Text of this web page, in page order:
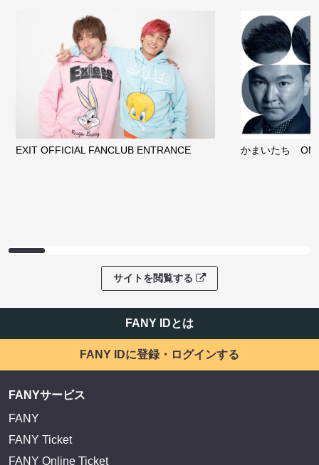
EXIT OFFICIAL FANCLUB ENTRANCE かまいたち
サイトを閲覧する
FANY IDとは
FANY IDに登録・ログインする
FANYサービス
FANY
FANY Ticket
FANY Online Ticket